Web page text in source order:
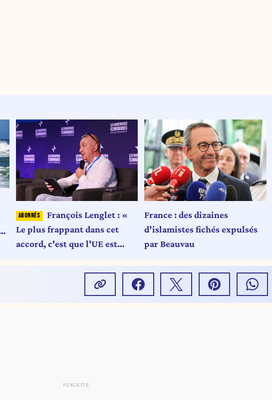
François Lenglet : «
Le plus frappant dans cet
accord, c'est que l'UE est
France : des dizaines
d’islamistes fichés expulsés
par Beauvau